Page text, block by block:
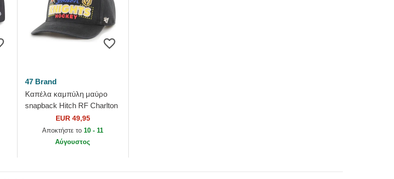
47 Brand
Καπέλα καμπύλη μαύρο
snapback Hitch RF Charlton
από Vegas Golden Knights
NHL από 47 Brand
EUR 49,95
Αποκτήστε το10 - 11
Αύγουστος